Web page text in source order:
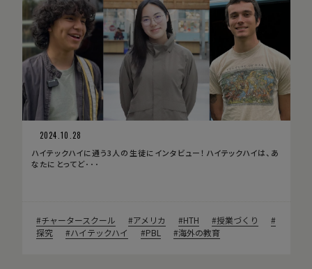
2024.10.28
ハイテックハイに通う3人の生徒にインタビュー！ハイテックハイは、あ
なたにとってど･･･
チャータースクール アメリカ HTH
授業づくり
探究
ハイテックハイ PBL 海外の教育